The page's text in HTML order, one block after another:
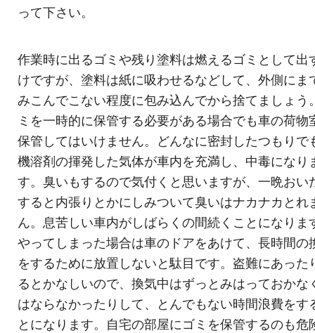
って下さい。
作業時に出るゴミや残り塗料は燃えるゴミとして出
けですが、塗料は紙に吸わせるなどして、外側にま
みこんでこない程度に包み込んでから捨てましょう
ミを一時的に保管する必要がある場合でも車の荷物
保管してはいけません。どんなに密封したつもりで
機溶剤の揮発した気体が車内を充満し、中毒になり
す。臭いもするので気付くと思いますが、一晩おい
すると内張りとかにしみついて臭いはナカナカとれ
ん。息苦しい車内がしばらくの間続くことになりま
やってしまった場合は車のドアをあけて、長時間の
をするために放置しないと駄目です。盗難にあった
るとかなしいので、換気中はずっとみはっておかな
はならなかったりして、とんでもない時間浪費をす
とになります。自宅の部屋にゴミを保管するのも危